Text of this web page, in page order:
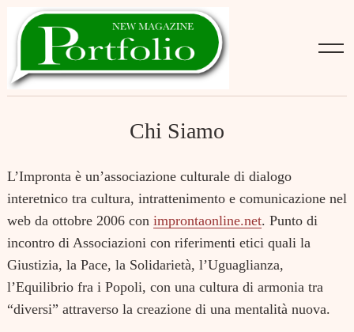
Chi Siamo
L’Impronta è un’associazione culturale di dialogo
interetnico tra cultura, intrattenimento e comunicazione nel
web da ottobre 2006 con improntaonline.net. Punto di
incontro di Associazioni con riferimenti etici quali la
Giustizia, la Pace, la Solidarietà, l’Uguaglianza,
l’Equilibrio fra i Popoli, con una cultura di armonia tra
“diversi” attraverso la creazione di una mentalità nuova.